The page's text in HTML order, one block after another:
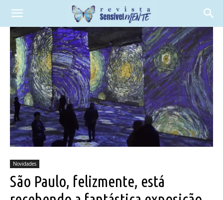
Novidades
São Paulo, felizmente, está